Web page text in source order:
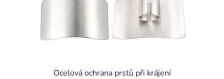
Ocelová ochrana prstů při krájení